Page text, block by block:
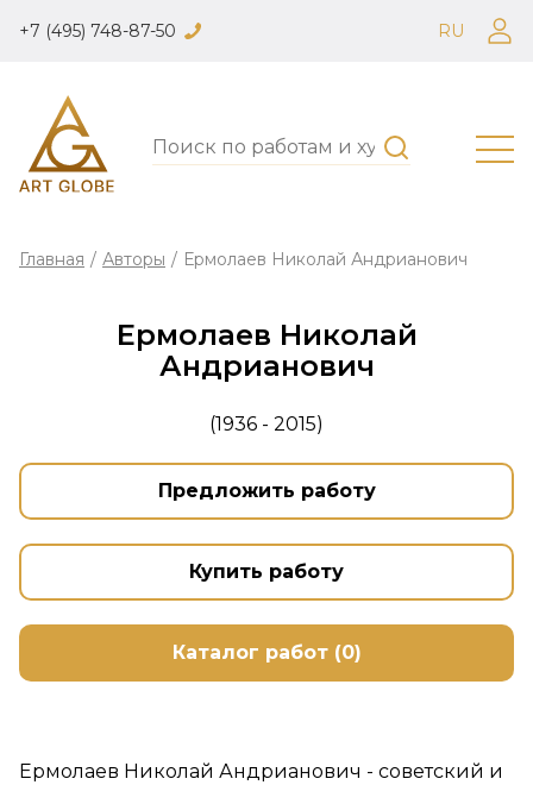
+7 (495) 748-87-50 RU
Главная / Авторы / Ермолаев Николай Андрианович
Ермолаев Николай
Андрианович
(1936 - 2015)
Предложить работу
Купить работу
Каталог работ (0)
Ермолаев Николай Андрианович - советский и